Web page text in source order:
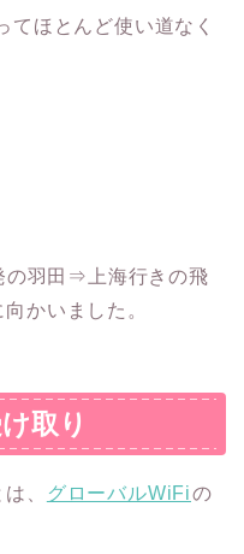
てほとんど使い道なく
の羽田⇒上海行きの飛
かいました。
取り
、 グローバルWiFiの